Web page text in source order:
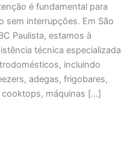
é fundamental para
sem interrupções. Em São
Paulista, estamos à
técnica especializada
incluindo
adegas, frigobares,
máquinas […]